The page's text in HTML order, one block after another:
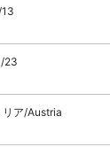
23
リア/Austria